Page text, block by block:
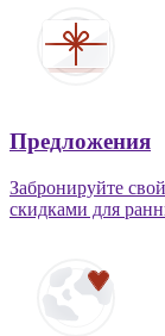
Предложения
Забронируйте
скидками для